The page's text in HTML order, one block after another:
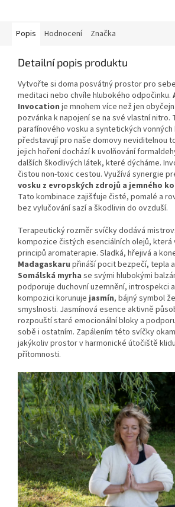
Popis Hodnocení Značka
Detailní popis produktu
Vytvořte si doma posvátný prostor pro
meditaci nebo chvíle hlubokého odpočinku.
Invocation je mnohem více než jen
pozvánka k napojení se na své vlastní nitro.
parafínového vosku a syntetických
představují pro naše domovy neviditelnou
jejich hoření dochází k uvolňování
dalších škodlivých látek, které dýcháme.
čistou non-toxic cestou. Využívá synergie
vosku z evropských zdrojů a jemného
Tato kombinace zajišťuje čisté, pomalé a
bez vylučování sazí a škodlivin do ovzduší.
Terapeutický rozměr svíčky dodává
kompozice čistých esenciálních olejů, která
principů aromaterapie. Sladká, hřejivá a
Madagaskaru přináší pocit bezpečí, tepla
Somálská myrha se svými hlubokými
podporuje duchovní uzemnění, introspekci
kompozici korunujejasmín, bájný symbol
smyslnosti. Jasmínová esence aktivně
rozpouští staré emocionální bloky a
sobě i ostatním. Zapálením této svíčky
jakýkoliv prostor v harmonické útočiště
přítomnosti.